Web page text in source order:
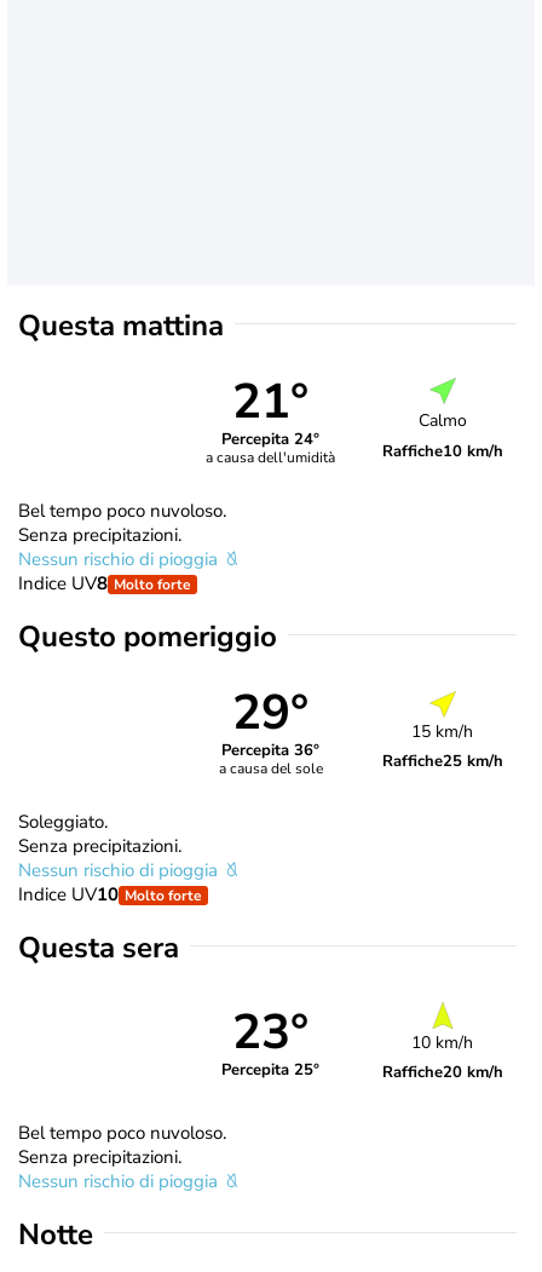
Questa mattina
21°
Percepita 24°
a causa dell'umidità
Calmo
Raffiche10 km/h
Bel tempo poco nuvoloso.
Senza precipitazioni.
Nessun rischio di pioggia
Indice UV8 Molto forte
Questo pomeriggio
29°
Percepita 36°
a causa del sole
15 km/h
Raffiche25 km/h
Soleggiato.
Senza precipitazioni.
Nessun rischio di pioggia
Indice UV10 Molto forte
Questa sera
23°
Percepita 25°
10 km/h
Raffiche20 km/h
Bel tempo poco nuvoloso.
Senza precipitazioni.
Nessun rischio di pioggia
Notte